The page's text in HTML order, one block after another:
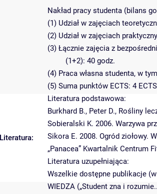
Nakład pracy studenta (bilans
(1) Udział w zajęciach
(2) Udział w zajęciach
(3) Łącznie zajęcia z
(1+2): 40 godz.
(4) Praca własna studenta, w
(5) Suma punktów ECTS: 4 ECTS
Literatura:
Literatura podstawowa:
Burkhard B., Peter D., Rośliny
Sobieralski K. 2006. Warzywa
Sikora E. 2008. Ogród ziołowy.
„Panacea” Kwartalnik Centrum
Literatura uzupełniająca:
Wszelkie dostępne publikacje
WIEDZA („Student zna i